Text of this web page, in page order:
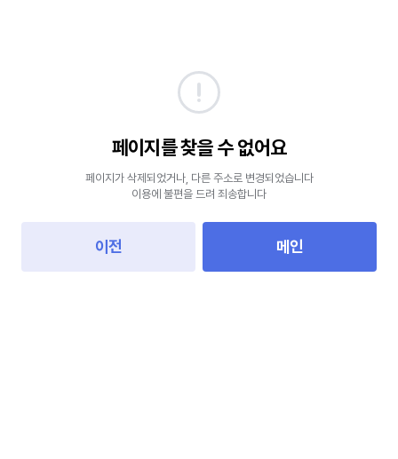
페이지를 찾을 수 없어요
페이지가 삭제되었거나, 다른 주소로 변경되었습니다
이용에 불편을 드려 죄송합니다
이전 메인